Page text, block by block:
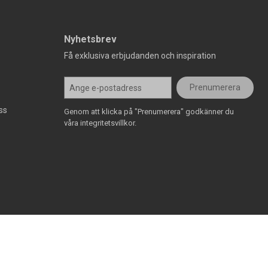
Nyhetsbrev
Få exklusiva erbjudanden och inspiration
Prenumerera
Genom att klicka på "Prenumerera" godkänner du
våra integritetsvillkor.